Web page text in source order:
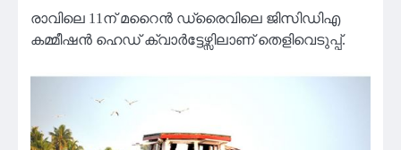
രാവിലെ 11ന് മറൈൻ ഡ്രൈവിലെ ജിസിഡിഎ
കമ്മീഷൻ ഹെഡ് ക്വാർട്ടേഴ്സിലാണ് തെളിവെടുപ്പ്.